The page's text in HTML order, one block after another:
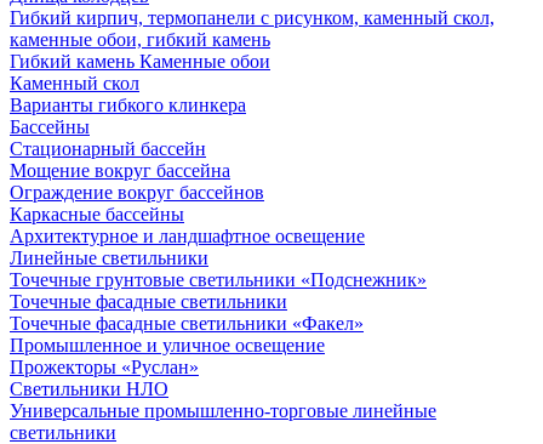
Гибкий кирпич, термопанели с рисунком, каменный скол,
каменные обои, гибкий камень
Гибкий камень Каменные обои
Каменный скол
Варианты гибкого клинкера
Бассейны
Стационарный бассейн
Мощение вокруг бассейна
Ограждение вокруг бассейнов
Каркасные бассейны
Архитектурное и ландшафтное освещение
Линейные светильники
Точечные грунтовые светильники «Подснежник»
Точечные фасадные светильники
Точечные фасадные светильники «Факел»
Промышленное и уличное освещение
Прожекторы «Руслан»
Светильники НЛО
Универсальные промышленно-торговые линейные
светильники